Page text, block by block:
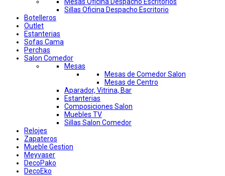
Mesas Oficina Despacho Escritorios
Sillas Oficina Despacho Escritorio
Botelleros
Outlet
Estanterias
Sofas Cama
Perchas
Salon Comedor
Mesas
Mesas de Comedor Salon
Mesas de Centro
Aparador, Vitrina, Bar
Estanterias
Composiciones Salon
Muebles TV
Sillas Salon Comedor
Relojes
Zapateros
Mueble Gestion
Meyvaser
DecoPako
DecoEko